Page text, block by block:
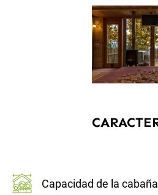
Capacidad de la